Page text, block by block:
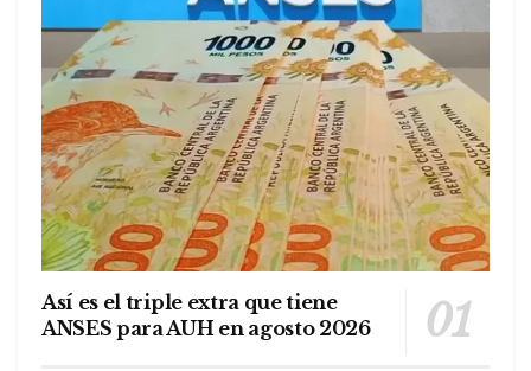
Así es el triple extra que tiene
ANSES para AUH en agosto 2026